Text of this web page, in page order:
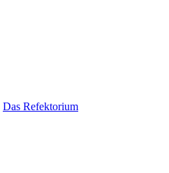
Das Refektorium